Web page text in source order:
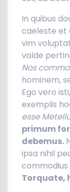
In quibus
caeleste et
vim
valde
Nos
hominem,
Ego vero
exemplis
esse
primum
debemus.
ipsa nihil
Torquate,